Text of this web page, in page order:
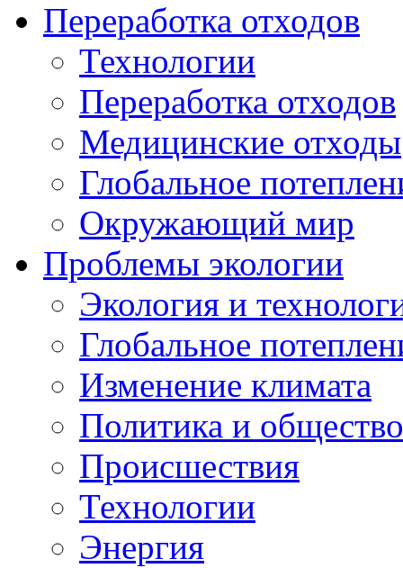
Переработка отходов
Технологии
Переработка отходов
Медицинские отходы
Глобальное
Окружающий мир
Проблемы экологии
Экология и
Глобальное
Изменение климата
Политика и общество
Происшествия
Технологии
Энергия